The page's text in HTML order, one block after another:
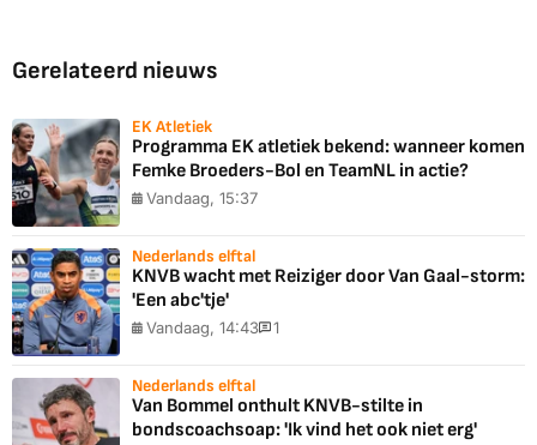
Gerelateerd nieuws
EK Atletiek
Programma EK atletiek bekend: wanneer komen
Femke Broeders-Bol en TeamNL in actie?
Vandaag, 15:37
Nederlands elftal
KNVB wacht met Reiziger door Van Gaal-storm:
'Een abc'tje'
Vandaag, 14:43 1
Nederlands elftal
Van Bommel onthult KNVB-stilte in
bondscoachsoap: 'Ik vind het ook niet erg'